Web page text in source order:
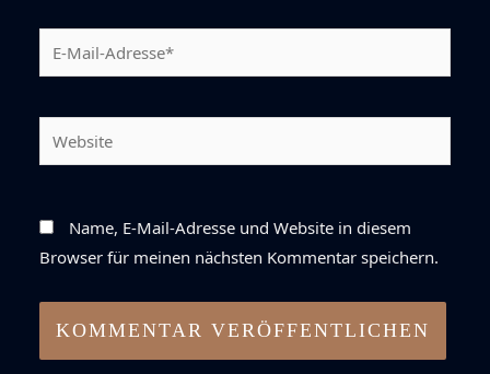
Mail-
Name, E-Mail-Adresse und Website in diesem
Browser für meinen nächsten Kommentar speichern.